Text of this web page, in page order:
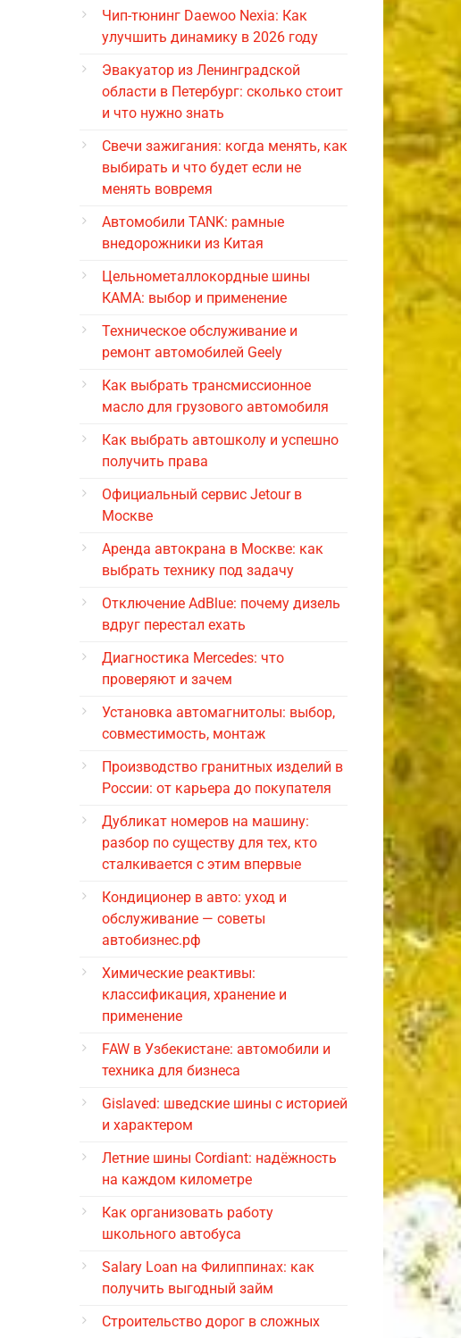
Чип-тюнинг Daewoo Nexia: Как
улучшить динамику в 2026 году
Эвакуатор из Ленинградской
области в Петербург: сколько стоит
и что нужно знать
Свечи зажигания: когда менять, как
выбирать и что будет если не
менять вовремя
Автомобили TANK: рамные
внедорожники из Китая
Цельнометаллокордные шины
КАМА: выбор и применение
Техническое обслуживание и
ремонт автомобилей Geely
Как выбрать трансмиссионное
масло для грузового автомобиля
Как выбрать автошколу и успешно
получить права
Официальный сервис Jetour в
Москве
Аренда автокрана в Москве: как
выбрать технику под задачу
Отключение AdBlue: почему дизель
вдруг перестал ехать
Диагностика Mercedes: что
проверяют и зачем
Установка автомагнитолы: выбор,
совместимость, монтаж
Производство гранитных изделий в
России: от карьера до покупателя
Дубликат номеров на машину:
разбор по существу для тех, кто
сталкивается с этим впервые
Кондиционер в авто: уход и
обслуживание — советы
автобизнес.рф
Химические реактивы:
классификация, хранение и
применение
FAW в Узбекистане: автомобили и
техника для бизнеса
Gislaved: шведские шины с историей
и характером
Летние шины Cordiant: надёжность
на каждом километре
Как организовать работу
школьного автобуса
Salary Loan на Филиппинах: как
получить выгодный займ
Строительство дорог в сложных